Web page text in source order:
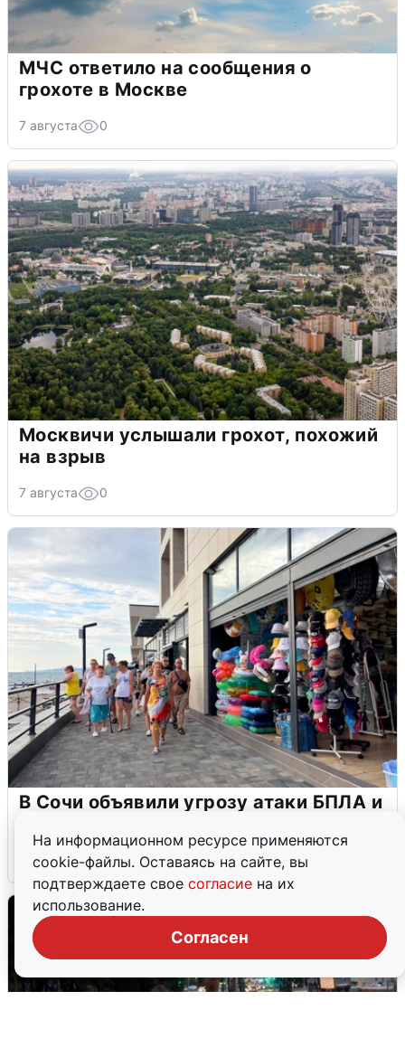
На информационном ресурсе применяются
cookie-файлы. Оставаясь на сайте, вы
подтверждаете свое согласие на их
использование.
Согласен
МЧС ответило на сообщения о
грохоте в Москве
7 августа 0
Москвичи услышали грохот, похожий
на взрыв
7 августа 0
В Сочи объявили угрозу атаки БПЛА и
6 августа 0